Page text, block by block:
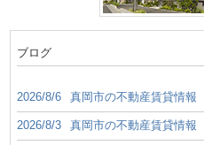
ブログ
2026/8/6 真岡市の不動産賃貸情
2026/8/3 真岡市の不動産賃貸情